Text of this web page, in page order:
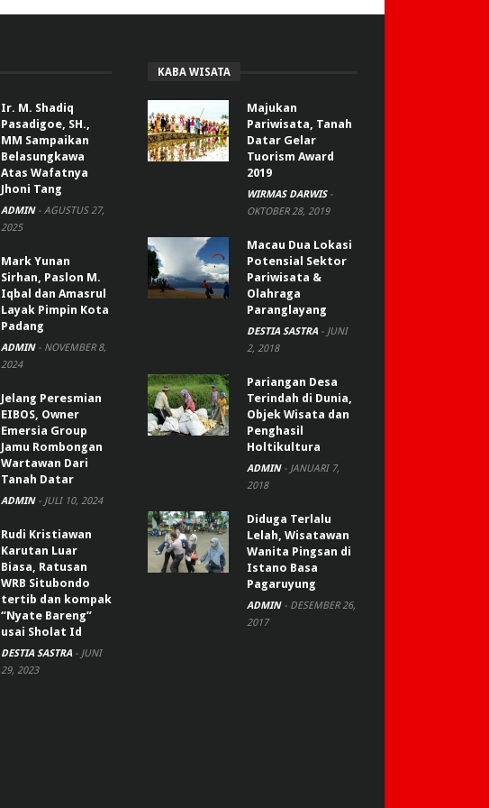
Ir. M. Shadiq
Pasadigoe, SH.,
MM Sampaikan
Belasungkawa
Atas Wafatnya
Jhoni Tang
ADMIN - AGUSTUS 27,
2025
Mark Yunan
Sirhan, Paslon M.
Iqbal dan Amasrul
Layak Pimpin Kota
Padang
ADMIN - NOVEMBER 8,
2024
Jelang Peresmian
EIBOS, Owner
Emersia Group
Jamu Rombongan
Wartawan Dari
Tanah Datar
ADMIN - JULI 10, 2024
Rudi Kristiawan
Karutan Luar
Biasa, Ratusan
WRB Situbondo
tertib dan kompak
“Nyate Bareng”
usai Sholat Id
DESTIA SASTRA - JUNI
29, 2023
KABA WISATA
Majukan
Pariwisata, Tanah
Datar Gelar
Tuorism Award
2019
WIRMAS DARWIS -
OKTOBER 28, 2019
Macau Dua Lokasi
Potensial Sektor
Pariwisata &
Olahraga
Paranglayang
DESTIA SASTRA - JUNI
2, 2018
Pariangan Desa
Terindah di Dunia,
Objek Wisata dan
Penghasil
Holtikultura
ADMIN - JANUARI 7,
2018
Diduga Terlalu
Lelah, Wisatawan
Wanita Pingsan di
Istano Basa
Pagaruyung
ADMIN - DESEMBER 26,
2017